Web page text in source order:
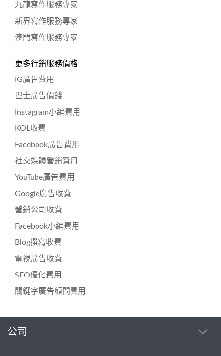
九龍寫作服務專家
新界寫作服務專家
澳門寫作服務專家
更多行銷服務價格
IG廣告費用
巴士廣告價錢
Instagram小編費用
KOL收費
Facebook廣告費用
社交媒體營銷費用
YouTube廣告費用
Google廣告收費
營銷公司收費
Facebook小編費用
Blog撰寫收費
電視廣告收費
SEO優化費用
關鍵字廣告顧問費用
公司